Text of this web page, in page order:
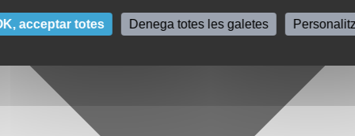
acceptar totes Denega totes les galetes